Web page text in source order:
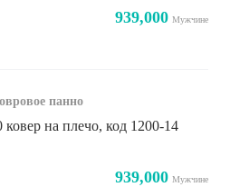
939,000 Мужчине
панно
ковер на плечо, код 1200-14
939,000 Мужчине